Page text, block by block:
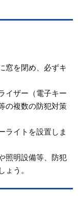
窓を閉め、必ずキ
イザー（電子キー
の複数の防犯対策
ライトを設置しま
照明設備等、防犯
ょう。